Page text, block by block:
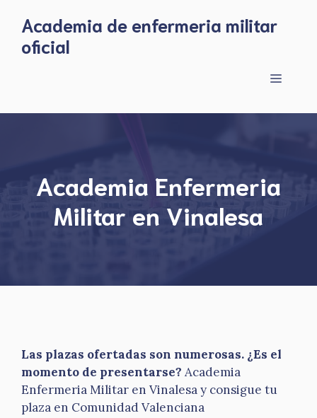
content
Academia de enfermeria militar
oficial
Menu
Academia Enfermeria
Militar en Vinalesa
Las plazas ofertadas son numerosas. ¿Es el
momento de presentarse? Academia
Enfermeria Militar en Vinalesa y consigue tu
plaza en Comunidad Valenciana